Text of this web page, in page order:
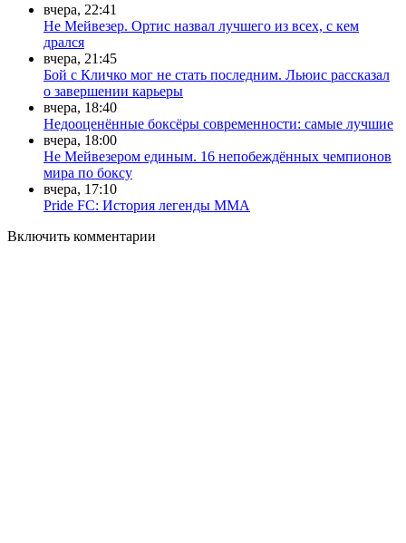
вчера, 22:41
Не Мейвезер. Ортис назвал лучшего из всех, с кем
дрался
вчера, 21:45
Бой с Кличко мог не стать последним. Льюис рассказал
о завершении карьеры
вчера, 18:40
Недооценённые боксёры современности: самые лучшие
вчера, 18:00
Не Мейвезером единым. 16 непобеждённых чемпионов
мира по боксу
вчера, 17:10
Pride FC: История легенды ММА
Включить комментарии